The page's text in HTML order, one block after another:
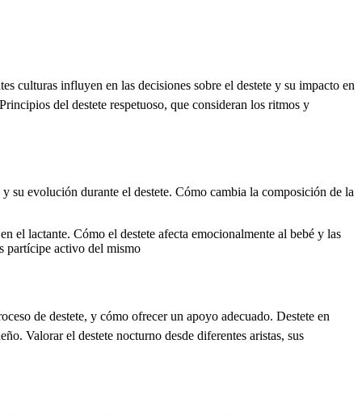
culturas influyen en las decisiones sobre el destete y su impacto en
del destete respetuoso, que consideran los ritmos y
su evolución durante el destete. Cómo cambia la composición de la
el lactante. Cómo el destete afecta emocionalmente al bebé y las
partícipe activo del mismo
de destete, y cómo ofrecer un apoyo adecuado. Destete en
Valorar el destete nocturno desde diferentes aristas, sus